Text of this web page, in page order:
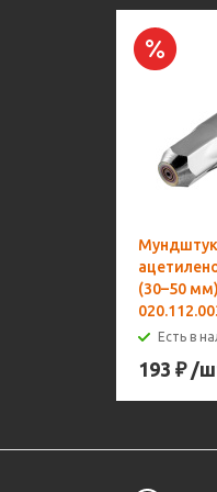
Мундштук
(30–50
Есть в
193 ₽ /